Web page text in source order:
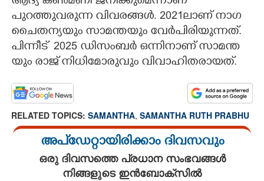
പുറത്തുവരുന്ന വിവരങ്ങൾ. 2021ലാണ് നാഗ
ചെെതന്യയും സാമന്തയും വേർപിരിയുന്നത്.
പിന്നീട് ​ 2025​ ​ഡി​സം​ബ​ർ​ ​ഒ​ന്നി​നാ​ണ് ​സാ​മ​ന്ത​
യും​ ​രാ​ജ് ​നി​ധി​മോ​രു​വും​ ​വി​വാ​ഹി​ത​രാ​യ​ത്. ​
RELATED TOPICS: SAMANTHA, SAMANTHA RUTH PRABHU
അപ്ഡേറ്റായിരിക്കാം ദിവസവും
ഒരു ദിവസത്തെ പ്രധാന സംഭവങ്ങൾ
നിങ്ങളുടെ ഇൻബോക്സിൽ